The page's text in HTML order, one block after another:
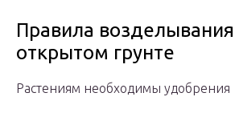
Правила
открытом грунте
Растениям необходимы удобрения